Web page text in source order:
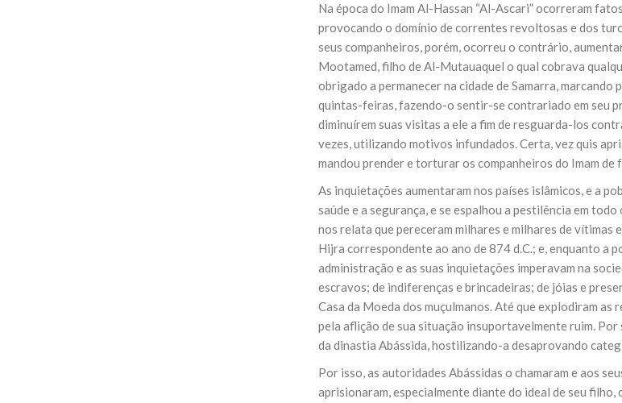
Na época do Imam Al-Hassan “Al-Ascari” ocorreram
provocando o domínio de correntes revoltosas e dos
seus companheiros, porém, ocorreu o contrário,
Mootamed, filho de Al-Mutauaquel o qual cobrava
obrigado a permanecer na cidade de Samarra,
quintas-feiras, fazendo-o sentir-se contrariado em seu
diminuírem suas visitas a ele a fim de resguarda-los
vezes, utilizando motivos infundados. Certa, vez quis
mandou prender e torturar os companheiros do Imam de
As inquietações aumentaram nos países islâmicos, e a
saúde e a segurança, e se espalhou a pestilência em
nos relata que pereceram milhares e milhares de vítimas
Hijra correspondente ao ano de 874 d.C.; e, enquanto a
administração e as suas inquietações imperavam na
escravos; de indiferenças e brincadeiras; de jóias e
Casa da Moeda dos muçulmanos. Até que explodiram
pela aflição de sua situação insuportavelmente ruim.
da dinastia Abássida, hostilizando-a desaprovando
Por isso, as autoridades Abássidas o chamaram e aos
aprisionaram, especialmente diante do ideal de seu filho,